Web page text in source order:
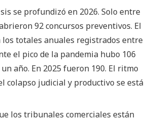
se profundizó en 2026. Solo entre
92 concursos preventivos. El
los totales anuales registrados entre
el pico de la pandemia hubo 106
año. En 2025 fueron 190. El ritmo
colapso judicial y productivo se está
los tribunales comerciales están